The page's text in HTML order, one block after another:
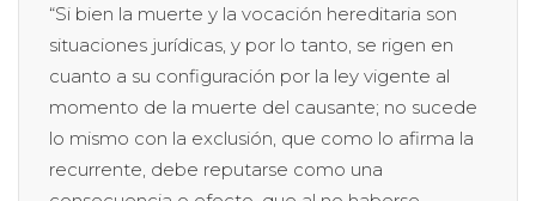
“Si bien la muerte y la vocación hereditaria son
situaciones jurídicas, y por lo tanto, se rigen en
cuanto a su configuración por la ley vigente al
momento de la muerte del causante; no sucede
lo mismo con la exclusión, que como lo afirma la
recurrente, debe reputarse como una